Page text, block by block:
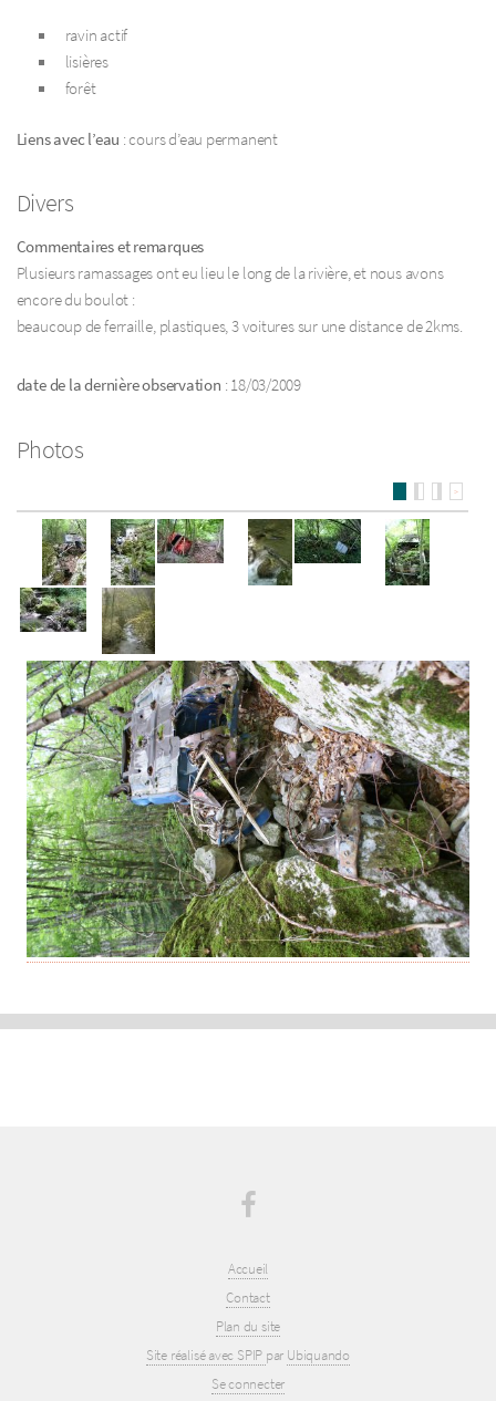
ravin actif
lisières
forêt
Liens avec l’eau : cours d’eau permanent
Divers
Commentaires et remarques
Plusieurs ramassages ont eu lieu le long de la rivière, et nous avons
encore du boulot :
beaucoup de ferraille, plastiques, 3 voitures sur une distance de 2kms.
date de la dernière observation : 18/03/2009
Photos
>
Accueil
Contact
Plan du site
Site réalisé avec SPIP par Ubiquando
Se connecter